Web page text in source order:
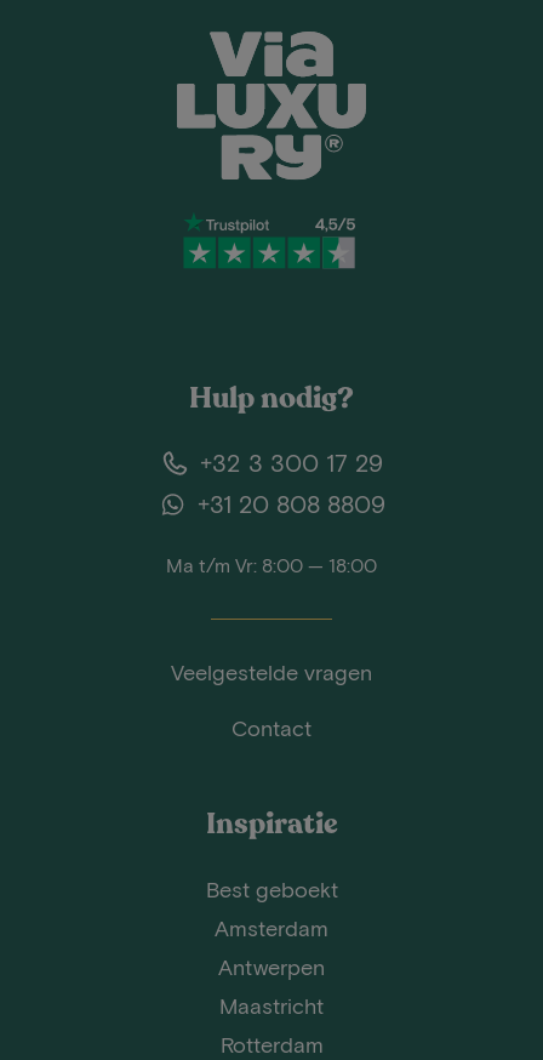
Hulp nodig?
+32 3 300 17 29
+31 20 808 8809
Ma t/m Vr: 8:00 — 18:00
Veelgestelde vragen
Contact
Inspiratie
Best geboekt
Amsterdam
Antwerpen
Maastricht
Rotterdam